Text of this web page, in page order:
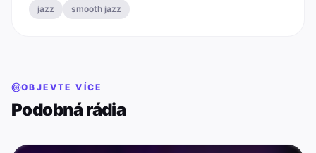
jazz smooth jazz
OBJEVTE VÍCE
Podobná rádia